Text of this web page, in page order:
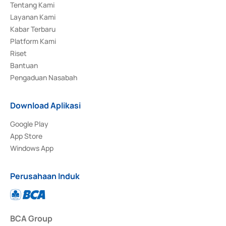
Tentang Kami
Layanan Kami
Kabar Terbaru
Platform Kami
Riset
Bantuan
Pengaduan Nasabah
Download Aplikasi
Google Play
App Store
Windows App
Perusahaan Induk
BCA Group